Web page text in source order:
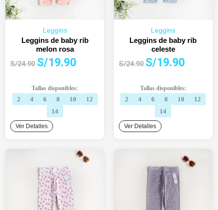
Leggins
Leggins de baby rib
melon rosa
S/24.90
El
era:
S/24.90.
S/19.90
es:
S/19.90.
Tallas disponibles:
2 4 6 8 10
12
14
Ver Detalles
Leggins
Leggins de baby rib
celeste
S/24.90
El
era:
S/24.90.
S/19.90
es:
S/19.90.
Tallas disponibles:
2 4 6 8 10
12
14
Ver Detalles